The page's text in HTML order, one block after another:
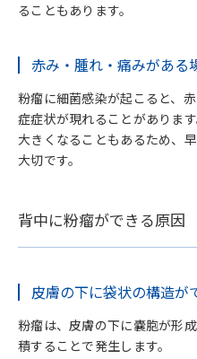
ることもあります。
赤み・腫れ・痛みがある
粉瘤に細菌感染が起こると、
症症状が現れることがありま
大きくなることもあるため、
大切です。
背中に粉瘤ができる原因
皮膚の下に袋状の構造が
粉瘤は、皮膚の下に嚢胞が形
積することで発生します。